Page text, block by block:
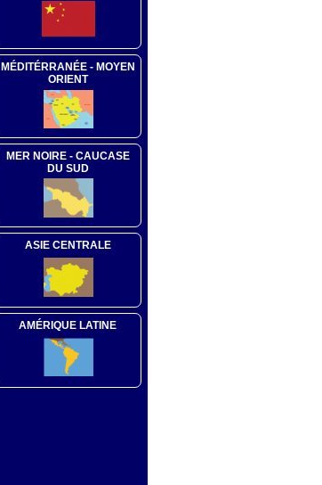
MÉDITÉRRANÉE - MOYEN
ORIENT
MER NOIRE - CAUCASE
DU SUD
ASIE CENTRALE
AMÉRIQUE LATINE